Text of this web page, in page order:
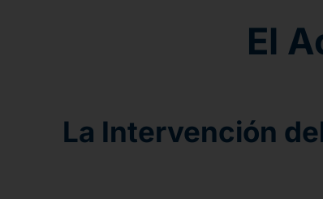
El
La Intervención